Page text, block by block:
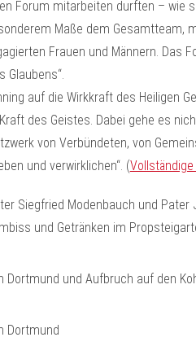
Forum mitarbeiten durften – wie
Maße dem Gesamtteam,
Frauen und Männern. Das
Glaubens“.
auf die Wirkkraft des Heiligen
des Geistes. Dabei gehe es
von Verbündeten, von
und verwirklichen“. (
Siegfried Modenbauch und
und Getränken im